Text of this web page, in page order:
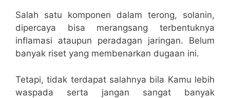
Salah satu komponen dalam terong, solanin,
dipercaya bisa merangsang terbentuknya
inflamasi ataupun peradagan jaringan. Belum
banyak riset yang membenarkan dugaan ini.
Tetapi, tidak terdapat salahnya bila Kamu lebih
waspada serta jangan sangat banyak